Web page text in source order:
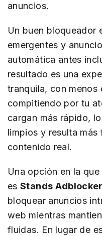
anuncios.
Un buen bloqueador
emergentes y
automática antes
resultado es una
tranquila, con menos
compitiendo por tu
cargan más rápido,
limpios y resulta más
contenido real.
Una opción en la
esStands Adblocker
bloquear anuncios
web mientras
fluidas. En lugar de